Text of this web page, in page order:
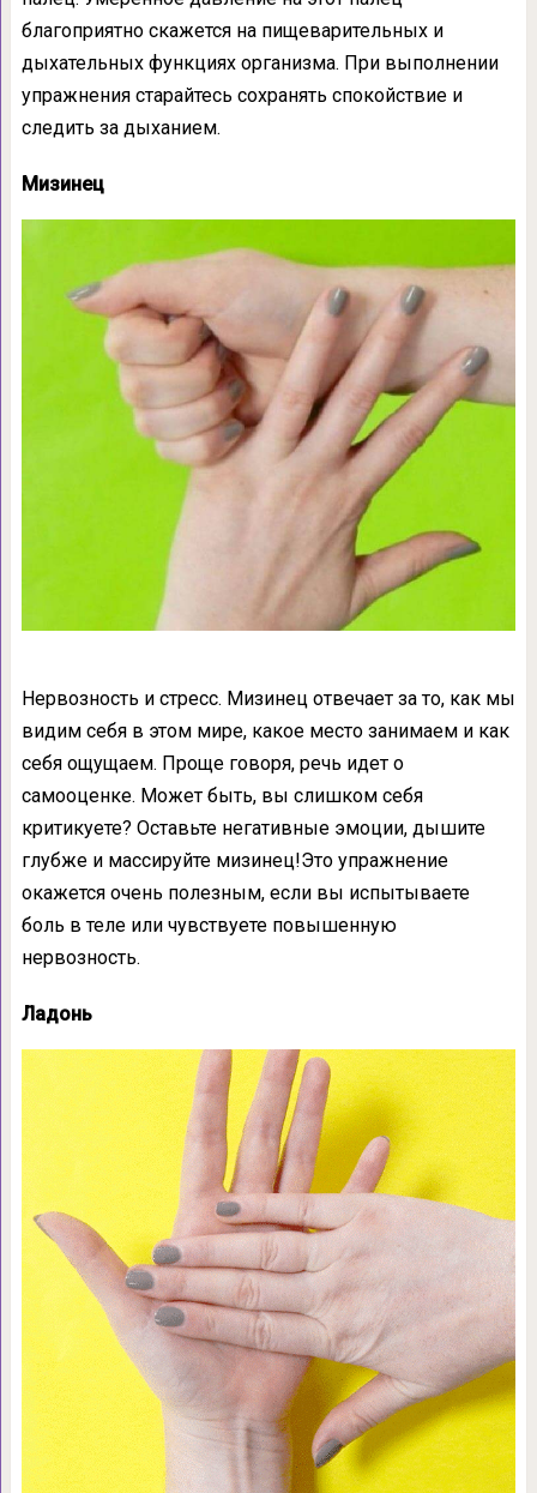
благоприятно скажется на пищеварительных и
дыхательных функциях организма. При выполнении
упражнения старайтесь сохранять спокойствие и
следить за дыханием.
Мизинец
Нервозность и стресс. Мизинец отвечает за то, как мы
видим себя в этом мире, какое место занимаем и как
себя ощущаем. Проще говоря, речь идет о
самооценке. Может быть, вы слишком себя
критикуете? Оставьте негативные эмоции, дышите
глубже и массируйте мизинец!Это упражнение
окажется очень полезным, если вы испытываете
боль в теле или чувствуете повышенную
нервозность.
Ладонь